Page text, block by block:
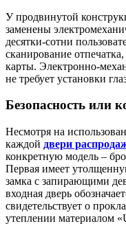
У продвинутой
заменены
десятки-сотни
сканирование
карты. Электронно-
не требует установки
Безопасность или
Несмотря на
каждой двери
конкретную модель –
Первая имеет
замка с запирающими
входная дверь
свидетельствует о
утеплении материалом